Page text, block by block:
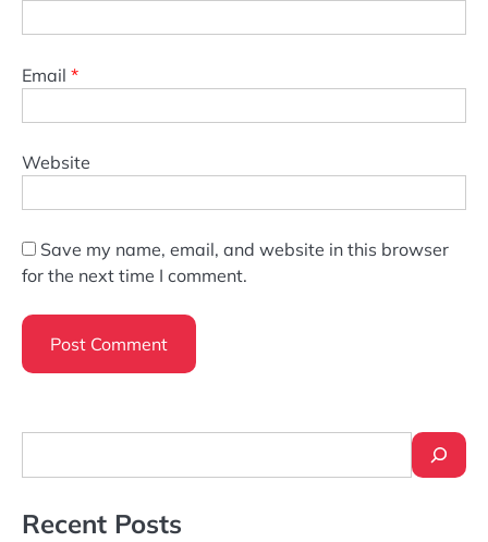
Email *
Website
Save my name, email, and website in this browser
for the next time I comment.
Recent Posts